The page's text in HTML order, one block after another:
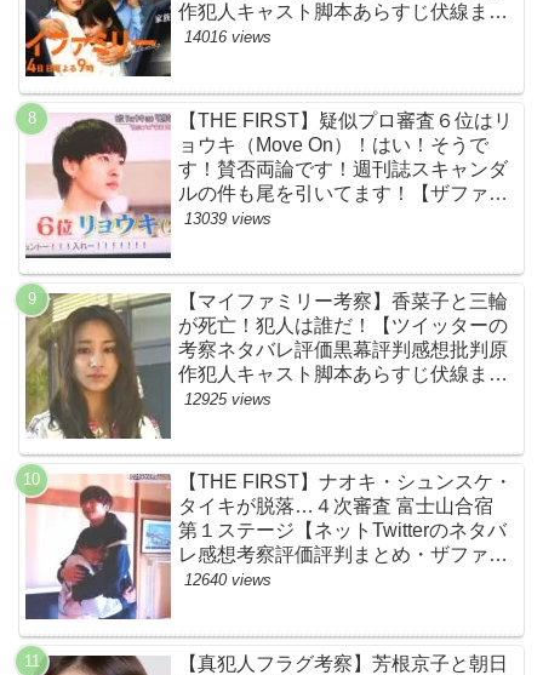
作犯人キャスト脚本あらすじ伏線まと
め】
14016 views
【THE FIRST】疑似プロ審査６位はリ
ョウキ（Move On）！はい！そうで
す！賛否両論です！週刊誌スキャンダ
ルの件も尾を引いてます！【ザファー
スト・ネットのネタバレ感想考察まと
13039 views
【マイファミリー考察】香菜子と三輪
が死亡！犯人は誰だ！【ツイッターの
考察ネタバレ評価黒幕評判感想批判原
作犯人キャスト脚本あらすじ伏線まと
め】
12925 views
【THE FIRST】ナオキ・シュンスケ・
タイキが脱落…４次審査 富士山合宿
第１ステージ【ネットTwitterのネタバ
レ感想考察評価評判まとめ・ザファー
スト・スッキリ・BE:FIRST・ビーフ
12640 views
【真犯人フラグ考察】芳根京子と朝日